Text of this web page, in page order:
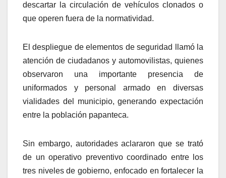
descartar la circulación de vehículos clonados o
que operen fuera de la normatividad.
El despliegue de elementos de seguridad llamó la
atención de ciudadanos y automovilistas, quienes
observaron una importante presencia de
uniformados y personal armado en diversas
vialidades del municipio, generando expectación
entre la población papanteca.
Sin embargo, autoridades aclararon que se trató
de un operativo preventivo coordinado entre los
tres niveles de gobierno, enfocado en fortalecer la